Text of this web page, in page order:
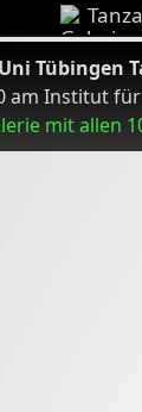
Tübingen
am Institut
mit allen